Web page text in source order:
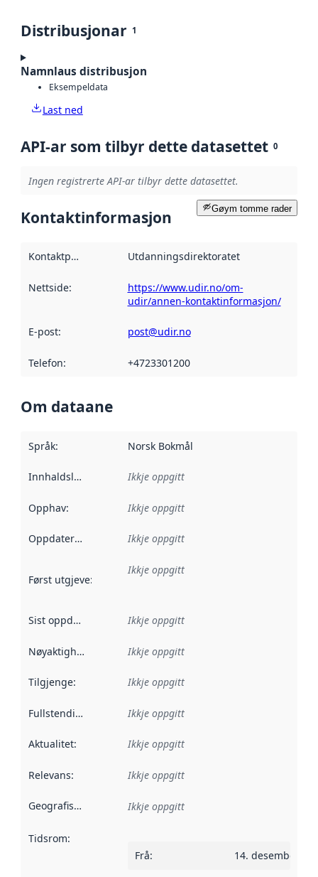
Distribusjonar 1
Namnlaus distribusjon
Eksempeldata
Last ned
API-ar som tilbyr dette datasettet 0
Ingen registrerte API-ar tilbyr dette datasettet.
Gøym tomme rader
Kontaktinformasjon
Kontaktpunkt Utdanningsdirektoratet
Nettside:
https://www.udir.no/om-
udir/annen-kontaktinformasjon/
E-post: post@udir.no
Telefon: +4723301200
Om dataane
Språk: Norsk Bokmål
Innhaldsleverandørar :
Ikkje oppgitt
Opphav: Ikkje oppgitt
Oppdateringsfrekvens :
Ikkje oppgitt
Først utgjeve: Denne datoen seier når dataa i dette
Ikkje oppgitt
Sist oppdatert Ikkje oppgitt
Nøyaktigheit Ikkje oppgitt
Tilgjenge: Ikkje oppgitt
Fullstendigheit Ikkje oppgitt
Aktualitet: Ikkje oppgitt
Relevans: Ikkje oppgitt
Geografisk område Ikkje oppgitt
Tidsrom:
Frå: 14. desember